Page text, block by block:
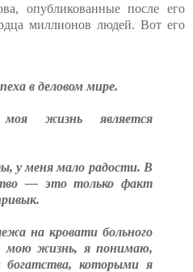
опубликованные после его
миллионов людей. Вот его
в деловом мире.
жизнь является
у меня мало радости. В
— это только факт
на кровати больного
мою жизнь, я понимаю,
богатства, которыми я